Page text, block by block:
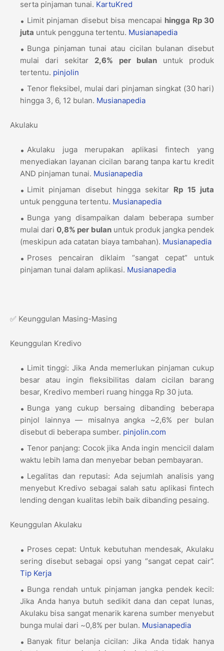
serta pinjaman tunai. KartuKred
Limit pinjaman disebut bisa mencapai hingga Rp 30
juta untuk pengguna tertentu. Musianapedia
Bunga pinjaman tunai atau cicilan bulanan disebut
mulai dari sekitar 2,6% per bulanuntuk produk
tertentu. pinjolin
Tenor fleksibel, mulai dari pinjaman singkat (30 hari)
hingga 3, 6, 12 bulan. Musianapedia
Akulaku
Akulaku juga merupakan aplikasi fintech yang
menyediakan layanan cicilan barang tanpa kartu kredit
AND pinjaman tunai. Musianapedia
Limit pinjaman disebut hingga sekitar Rp 15 juta
untuk pengguna tertentu. Musianapedia
Bunga yang disampaikan dalam beberapa sumber
mulai dari0,8% per bulanuntuk produk jangka pendek
(meskipun ada catatan biaya tambahan). Musianapedia
Proses pencairan diklaim “sangat cepat” untuk
pinjaman tunai dalam aplikasi. Musianapedia
✅ Keunggulan Masing-Masing
Keunggulan Kredivo
Limit tinggi: Jika Anda memerlukan pinjaman cukup
besar atau ingin fleksibilitas dalam cicilan barang
besar, Kredivo memberi ruang hingga Rp 30 juta.
Bunga yang cukup bersaing dibanding beberapa
pinjol lainnya — misalnya angka ~2,6% per bulan
disebut di beberapa sumber. pinjolin.com
Tenor panjang: Cocok jika Anda ingin mencicil dalam
waktu lebih lama dan menyebar beban pembayaran.
Legalitas dan reputasi: Ada sejumlah analisis yang
menyebut Kredivo sebagai salah satu aplikasi fintech
lending dengan kualitas lebih baik dibanding pesaing.
Keunggulan Akulaku
Proses cepat: Untuk kebutuhan mendesak, Akulaku
sering disebut sebagai opsi yang “sangat cepat cair”.
Tip Kerja
Bunga rendah untuk pinjaman jangka pendek kecil:
Jika Anda hanya butuh sedikit dana dan cepat lunas,
Akulaku bisa sangat menarik karena sumber menyebut
bunga mulai dari ~0,8% per bulan. Musianapedia
Banyak fitur belanja cicilan: Jika Anda tidak hanya